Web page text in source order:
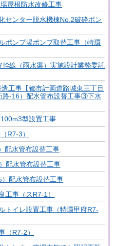
屋根防水改修工事
センター脱水機棟No.2破砕ポン
ポンプ場ポンプ取替工事（特環
幹線（雨水渠）実施設計業務委託
工事【都市計画道路城東三丁目
-16）配水管布設替工事③下水
型設置工事
R7-3）
配水管布設替工事
配水管布設替工事
）配水管布設替工事
工事（スR7-1）
トイレ設置工事（特環甲府R7-
（R7-2）